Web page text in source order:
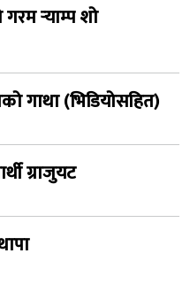
र्‍याम्प शो
गाथा (भिडियोसहित)
ग्राजुयट